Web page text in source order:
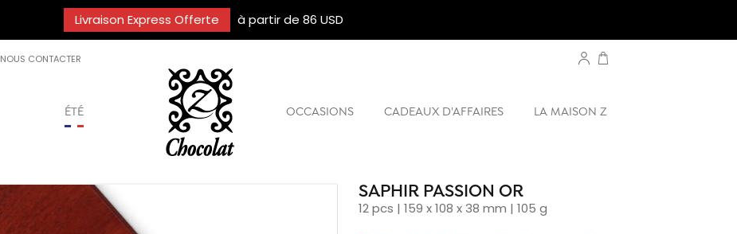
Livraison Express Offerte à partir de 86 USD
NOUS CONTACTER
ÉTÉ OCCASIONS CADEAUX D'AFFAIRES LA MAISON Z
SAPHIR PASSION OR
12 pcs | 159 x 108 x 38 mm | 105 g